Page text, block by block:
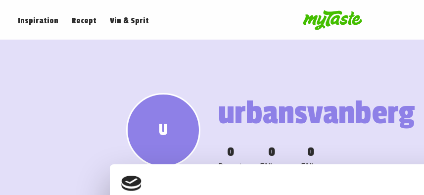
Inspiration Recept Vin & Sprit
U urbansvanberg
0
Recept
0
Följare
0
Följer